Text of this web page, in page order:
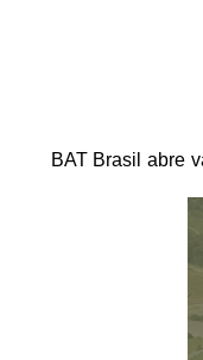
BAT Brasil abre